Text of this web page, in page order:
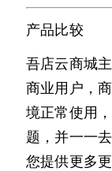
产品比较
吾店云商城
商业用户，
境正常使用
题，并一一
您提供更多更